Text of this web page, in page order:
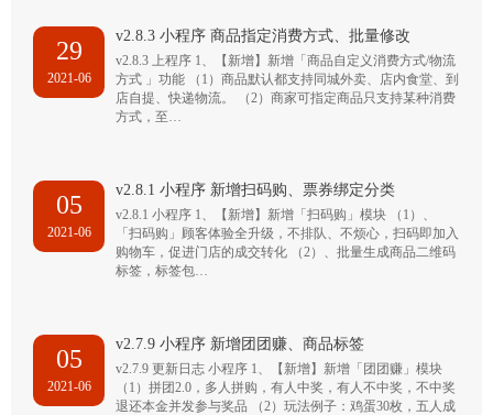
29
2021-06
v2.8.3 小程序 商品指定消费方式、批量修改
v2.8.3 上程序 1、【新增】新增「商品自定义消费方式/物流
方式 」功能 （1）商品默认都支持同城外卖、店内食堂、到
店自提、快递物流。 （2）商家可指定商品只支持某种消费
方式，至…
05
2021-06
v2.8.1 小程序 新增扫码购、票券绑定分类
v2.8.1 小程序 1、【新增】新增「扫码购」模块 （1）、
「扫码购」顾客体验全升级，不排队、不烦心，扫码即加入
购物车，促进门店的成交转化 （2）、批量生成商品二维码
标签，标签包…
05
2021-06
v2.7.9 小程序 新增团团赚、商品标签
v2.7.9 更新日志 小程序 1、【新增】新增「团团赚」模块
（1）拼团2.0，多人拼购，有人中奖，有人不中奖，不中奖
退还本金并发参与奖品 （2）玩法例子：鸡蛋30枚，五人成